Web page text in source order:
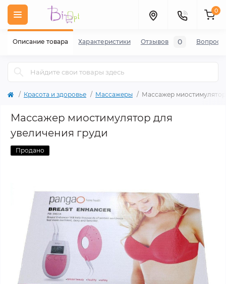
0
Красота и здоровье Массажеры Массажер
Массажер миостимулятор для
увеличения груди
Продано
Описание товара Характеристики Отзывов 0 Вопросы